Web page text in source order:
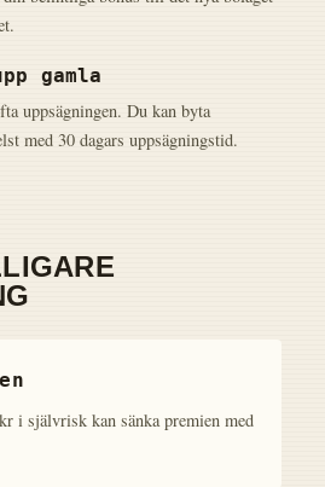
gamla
uppsägningen. Du kan byta
med 30 dagars uppsägningstid.
i självrisk kan sänka premien med